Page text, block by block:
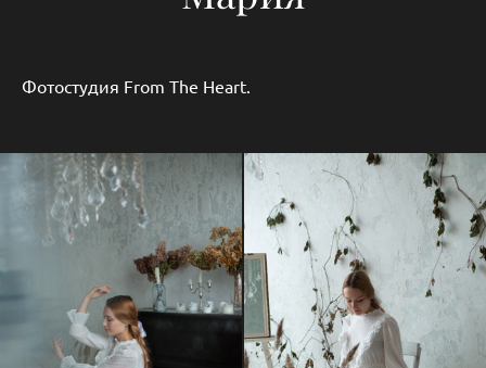
Фотостудия From The Heart.